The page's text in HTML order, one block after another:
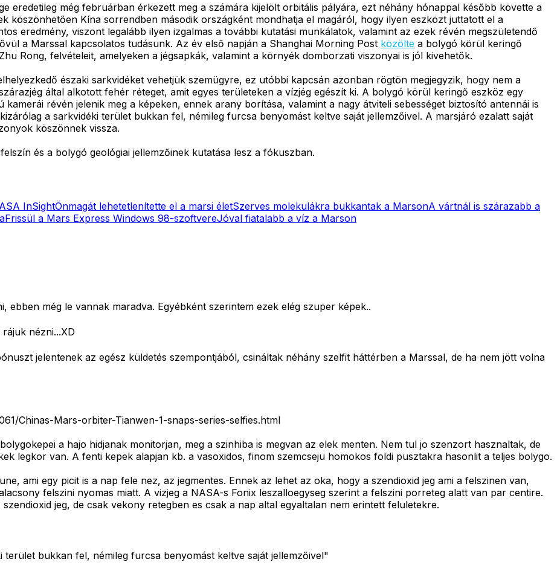
eredetileg még februárban érkezett meg a számára kijelölt orbitális pályára, ezt néhány hónappal később követte a
köszönhetően Kína sorrendben második országként mondhatja el magáról, hogy ilyen eszközt juttatott el a
eredmény, viszont legalább ilyen izgalmas a további kutatási munkálatok, valamint az ezek révén megszületendő
a Marssal kapcsolatos tudásunk. Az év első napján a Shanghai Morning Post közölte a bolygó körül keringő
Rong, felvételeit, amelyeken a jégsapkák, valamint a környék domborzati viszonyai is jól kivehetők.
északi sarkvidéket vehetjük szemügyre, ez utóbbi kapcsán azonban rögtön megjegyzik, hogy nem a
által alkotott fehér réteget, amit egyes területeken a vízjég egészít ki. A bolygó körül keringő eszköz egy
révén jelenik meg a képeken, ennek arany borítása, valamint a nagy átviteli sebességet biztosító antennái is
a sarkvidéki terület bukkan fel, némileg furcsa benyomást keltve saját jellemzőivel. A marsjáró ezalatt saját
köszönnek vissza.
és a bolygó geológiai jellemzőinek kutatása lesz a fókuszban.
InSightÖnmagát lehetetlenítette el a marsi életSzerves molekulákra bukkantak a MarsonA vártnál is szárazabb a
Frissül a Mars Express Windows 98-szoftvereJóval fiatalabb a víz a Marson
még le vannak maradva. Egyébként szerintem ezek elég szuper képek..
nézni...XD
jelentenek az egész küldetés szempontjából, csináltak néhány szelfit háttérben a Marssal, de ha nem jött volna
Chinas-Mars-orbiter-Tianwen-1-snaps-series-selfies.html
a hajo hidjanak monitorjan, meg a szinhiba is megvan az elek menten. Nem tul jo szenzort hasznaltak, de
legkor van. A fenti kepek alapjan kb. a vasoxidos, finom szemcseju homokos foldi pusztakra hasonlit a teljes bolygo.
ami egy picit is a nap fele nez, az jegmentes. Ennek az lehet az oka, hogy a szendioxid jeg ami a felszinen van,
felszini nyomas miatt. A vizjeg a NASA-s Fonix leszalloegyseg szerint a felszini porreteg alatt van par centire.
jeg, de csak vekony retegben es csak a nap altal egyaltalan nem erintett feluletekre.
bukkan fel, némileg furcsa benyomást keltve saját jellemzőivel"